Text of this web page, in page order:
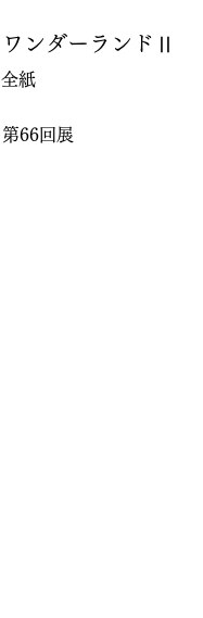
ワンダーランドⅡ
全紙
第66回展